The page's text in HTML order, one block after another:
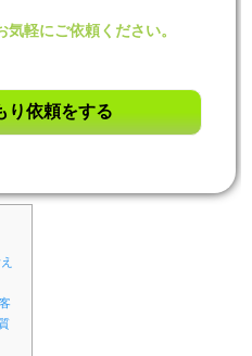
軽にご依頼ください。